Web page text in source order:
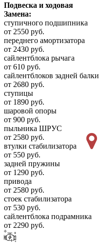
Подвеска и ходовая
Замена:
ступичного подшипника
от 2550 руб.
переднего амортизатора
от 2430 руб.
сайлентблока рычага
от 610 руб.
сайлентблоков задней балки
от 2680 руб.
ступицы
от 1890 руб.
шаровой опоры
от 900 руб.
пыльника ШРУС
от 2580 руб.
втулки стабилизатора
от 550 руб.
задней пружины
от 1290 руб.
привода
от 2580 руб.
стоек стабилизатора
от 530 руб.
сайлентблока подрамника
от 2290 руб.